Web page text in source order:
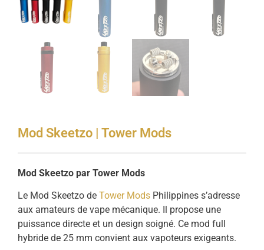
Mod Skeetzo | Tower Mods
Mod Skeetzo par Tower Mods
Le Mod Skeetzo de Tower Mods Philippines s’adresse
aux amateurs de vape mécanique. propose une
puissance directe et un design soigné. Ce mod full
hybride de 25 mm convient aux vapoteurs exigeants.